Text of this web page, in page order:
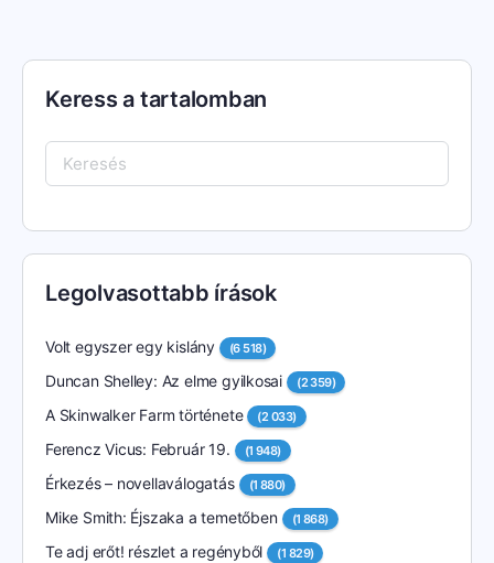
Keress a tartalomban
Keresés:
Legolvasottabb írások
Volt egyszer egy kislány (6 518)
Duncan Shelley: Az elme gyilkosai (2 359)
A Skinwalker Farm története (2 033)
Ferencz Vicus: Február 19. (1 948)
Érkezés – novellaválogatás (1 880)
Mike Smith: Éjszaka a temetőben (1 868)
Te adj erőt! részlet a regényből (1 829)